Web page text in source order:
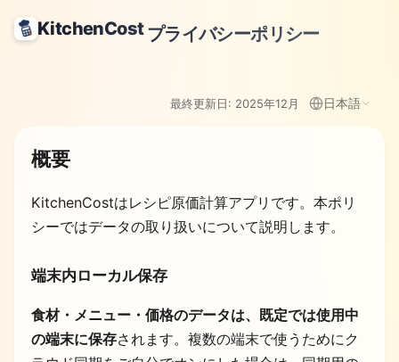
KitchenCostプライバシーポリシー
最終更新日: 2025年12月 日本語
概要
KitchenCostはレシピ原価計算アプリです。本ポリ
シーではデータの取り扱いについて説明します。
端末内ローカル保存
食材・メニュー・価格のデータは、既定では使用中
の端末に保存されます。複数の端末で使うためにク